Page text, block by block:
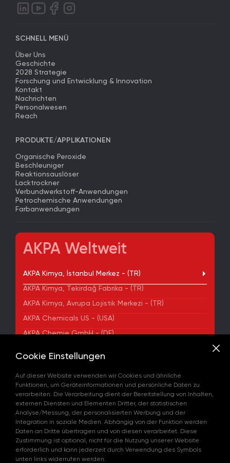
SCHNELL MENÜ
Über Uns
Geschichte
2028 Strategie
Forschung und Entwicklung & Innovation
Kontakt
Nachrichten
Personalwesen
Reach
PRODUKTE/APPLIKATIONEN
Organische Peroxide
Beschleuniger
Reaktionsauslöser
Lacktrockner
Verbundwerkstoff-Anwendungen
Petrochemische Anwendungen
Farbanwendungen
AKPA Weltweit
AKPA Kimya, İstanbul Merkez - (TR)
AKPA Kimya, Tekirdağ Fabrika - (TR)
AKPA Kimya, Avrupa Lojistik Merkezi - (TR)
AKPA Chemicals US - (USA)
AKPA Chemie GmbH - (DE)
ADRESSE
Yenibosna Merkez Mahallesi Kuyumcukent Sokak
No:36/70 Townofis Kat:12 34197 Bahçelievler, İstanbul,
Türkiye
Auf der Karte Anzeigen
+90 212 580 55 59
FAX
+90 212 580 55 21
E-MAIL
info@akpakimya.com
WEBSITE
Cookie Einstellungen
Auf dieser Website verwenden wir Cookies und ähnliche
Funktionen, um Geräteinformationen und persönliche Daten zu
verarbeiten. Die Verarbeitung dient der Bereitstellung von Inhalten,
externen Diensten und Elementen Dritter, der statistischen
Analyse/Messung, der personalisierten Werbung und der
Integration in soziale Medien. Abhängig von der Funktion werden
Daten an Dritte übertragen und von diesen verarbeitet. Diese
Zustimmung ist optional, nicht für die Nutzung unserer Website
erforderlich und kann jederzeit durch Verwendung des Symbols
unten links widerrufen werden.